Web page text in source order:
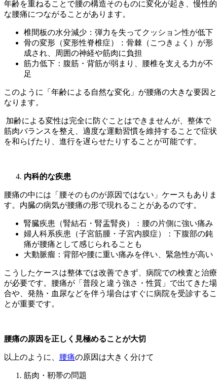
年齢を重ねることで腰の構造そのものに変化が起き、慢性的
な腰痛につながることがあります。
椎間板の水分減少：弾力を失ってクッション性が低下
骨の変形（変形性脊椎症）：骨棘（こつきょく）が形
成され、周囲の神経や筋肉に負担
筋力低下：腹筋・背筋が弱まり、腰椎を支える力が不
足
このように「年齢による自然な変化」が腰痛の大きな要因と
なります。
加齢による変性は完全に防ぐことはできませんが、整体で
筋肉バランスを整え、適度な運動習慣を維持することで症状
を和らげたり、進行を遅らせたりすることが可能です。
内科的な疾患
腰痛の中には「腰そのものが原因ではない」ケースもありま
す。内臓の病気が腰痛の形で現れることがあるのです。
腎臓疾患（腎結石・腎盂腎炎）：腰の片側に強い痛み
婦人科系疾患（子宮筋腫・子宮内膜症）：下腹部の鈍
痛が腰痛として感じられることも
大動脈瘤：背部や腰に重い痛みを伴い、緊急性が高い
こうしたケースは整体では改善できず、病院での検査と治療
が必要です。腰痛が「普段と違う強さ・性質」で出てきた場
合や、発熱・血尿などを伴う場合はすぐに病院を受診するこ
とが重要です。
腰痛の原因を正しく見極めることが大切
以上のように、 腰痛の原因は大きく分けて
筋肉・靭帯の問題